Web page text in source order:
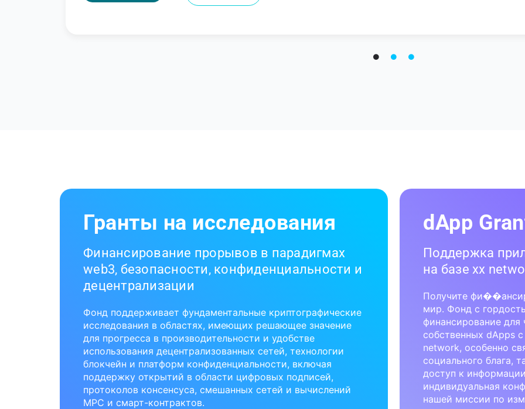
Подробнее
Гранты на исследования
Финансирование прорывов в парадигмах
web3, безопасности, конфиденциальности и
децентрализации
Фонд поддерживает фундаментальные криптографические
исследования в областях, имеющих решающее значение
для прогресса в производительности и удобстве
использования децентрализованных сетей, технологии
блокчейн и платформ конфиденциальности, включая
поддержку открытий в области цифровых подписей,
протоколов консенсуса, смешанных сетей и вычислений
MPC и смарт-контрактов.
dApp
Поддержка
на базе xx
Получите
мир. Фонд с
финансирование для
собственных dApps
network, особенно
социального блага,
доступ к
индивидуальная
нашей миссии по